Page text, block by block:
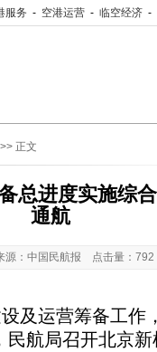
服务 - 空港运营 - 临空经济 -
>> 正文
总进度实施综
通航
源：中国民航报 点击量：
运营筹备工作
民航局召开北京